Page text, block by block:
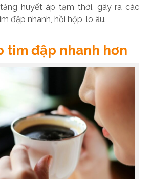
huyết áp tạm thời, gây ra các
đập nhanh, hồi hộp, lo âu.
tim đập nhanh hơn